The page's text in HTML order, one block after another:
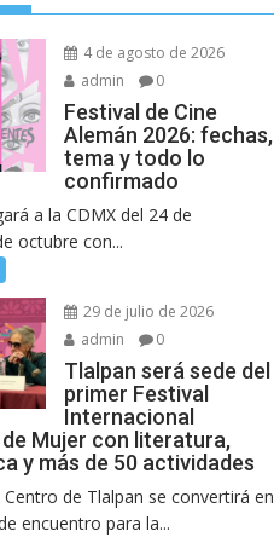
4 de agosto de 2026
admin
0
Festival de Cine
Alemán 2026: fechas,
tema y todo lo
confirmado
a la CDMX del 24 de
octubre con...
29 de julio de 2026
admin
0
Tlalpan será sede del
primer Festival
Internacional
Mujer con literatura,
y más de 50 actividades
de Tlalpan se convertirá en
encuentro para la...